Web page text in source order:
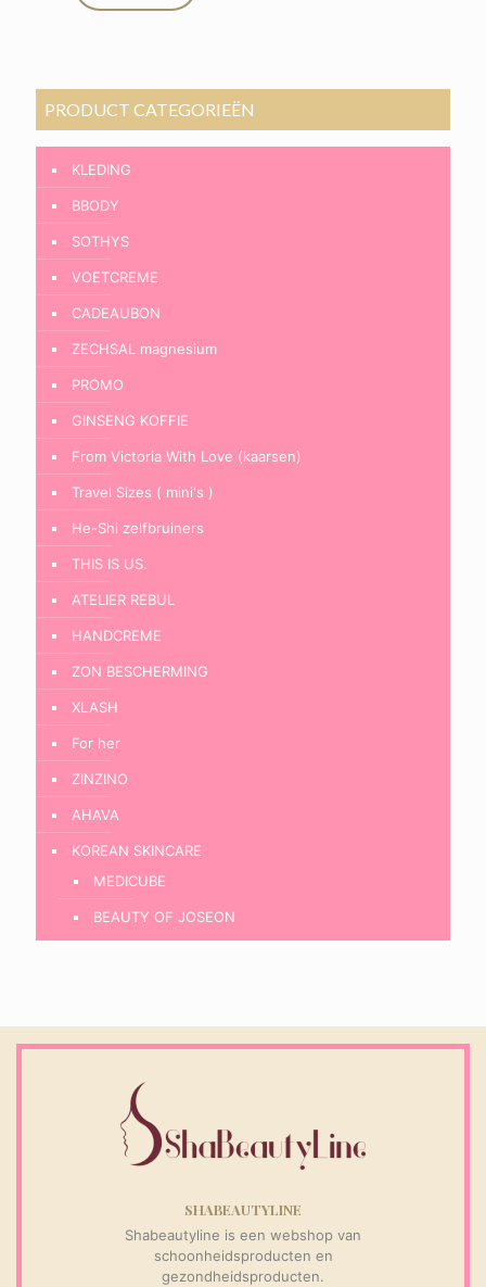
PRODUCT CATEGORIEËN
KLEDING
BBODY
SOTHYS
VOETCREME
CADEAUBON
ZECHSAL magnesium
PROMO
GINSENG KOFFIE
From Victoria With Love (kaarsen)
Travel Sizes ( mini's )
He-Shi zelfbruiners
THIS IS US.
ATELIER REBUL
HANDCREME
ZON BESCHERMING
XLASH
For her
ZINZINO
AHAVA
KOREAN SKINCARE
MEDICUBE
BEAUTY OF JOSEON
SHABEAUTYLINE
Shabeautyline is een webshop van
schoonheidsproducten en
gezondheidsproducten.